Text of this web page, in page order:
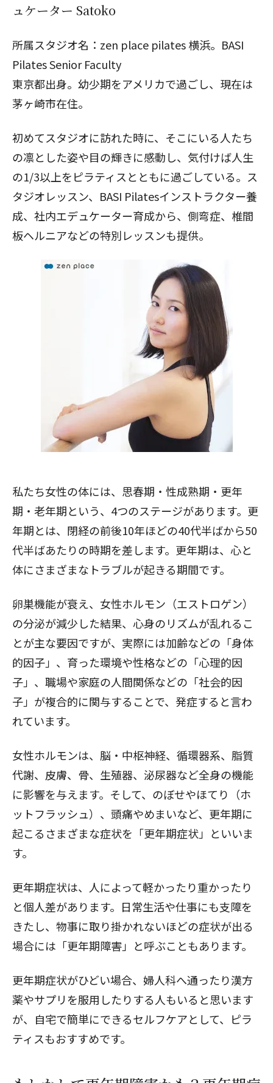
ュケーター Satoko
所属スタジオ名：zen place pilates 横浜。BASI
Pilates Senior Faculty
東京都出身。幼少期をアメリカで過ごし、現在は
茅ヶ崎市在住。
初めてスタジオに訪れた時に、そこにいる人たち
の凛とした姿や目の輝きに感動し、気付けば人生
の1/3以上をピラティスとともに過ごしている。ス
タジオレッスン、BASI Pilatesインストラクター養
成、社内エデュケーター育成から、側弯症、椎間
板ヘルニアなどの特別レッスンも提供。
私たち女性の体には、思春期・性成熟期・更年
期・老年期という、4つのステージがあります。 更
年期とは、閉経の前後10年ほどの40代半ばから50
代半ばあたりの時期を差します。更年期は、心と
体にさまざまなトラブルが起きる期間です。
卵巣機能が衰え、女性ホルモン（エストロゲン）
の分泌が減少した結果、心身のリズムが乱れるこ
とが主な要因ですが、実際には加齢などの「身体
的因子」、育った環境や性格などの「心理的因
子」、職場や家庭の人間関係などの「社会的因
子」が複合的に関与することで、発症すると言わ
れています。
女性ホルモンは、脳・中枢神経、循環器系、脂質
代謝、皮膚、骨、生殖器、泌尿器など全身の機能
に影響を与えます。そして、のぼせやほてり（ホ
ットフラッシュ）、頭痛やめまいなど、更年期に
起こるさまざまな症状を「更年期症状」といいま
す。
更年期症状は、人によって軽かったり重かったり
と個人差があります。日常生活や仕事にも支障を
きたし、物事に取り掛かれないほどの症状が出る
場合には「更年期障害」と呼ぶこともあります。
更年期症状がひどい場合、婦人科へ通ったり漢方
薬やサプリを服用したりする人もいると思います
が、自宅で簡単にできるセルフケアとして、
ピラ
ティスもおすすめです。